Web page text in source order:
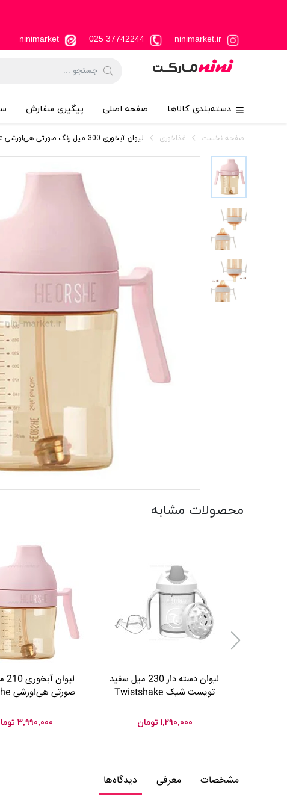
دسته‌بندی کالاها صفحه اصلی پیگیری سفارش
صفحه نخست غذاخوری لیوان آبخوری 300 میل رنگ صورتی هی‌اورشی HeOrShe
محصولات مشابه
لیوان دسته دار 230 میل سفید
تویست شیک Twistshake
۱,۲۹۰,۰۰۰ تومان
صورتی هی‌اورشی HeOrShe
۳,۹۹۰,۰۰۰
مشخصات معرفی دیدگاه‌ها